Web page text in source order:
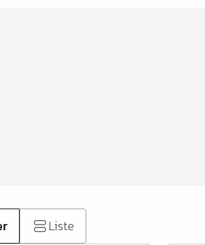
Liste